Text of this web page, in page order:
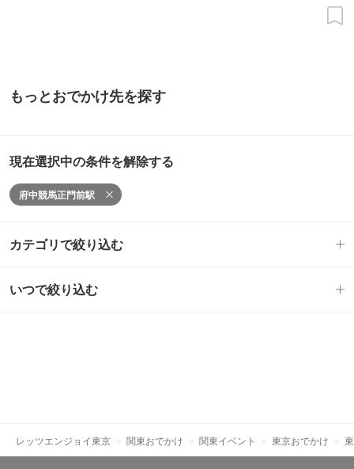
もっとおでかけ先を探す
現在選択中の条件を解除する
府中競馬正門前駅
カテゴリで絞り込む
いつで絞り込む
レッツエンジョイ東京 関東おでかけ 関東イベント 東京おでかけ